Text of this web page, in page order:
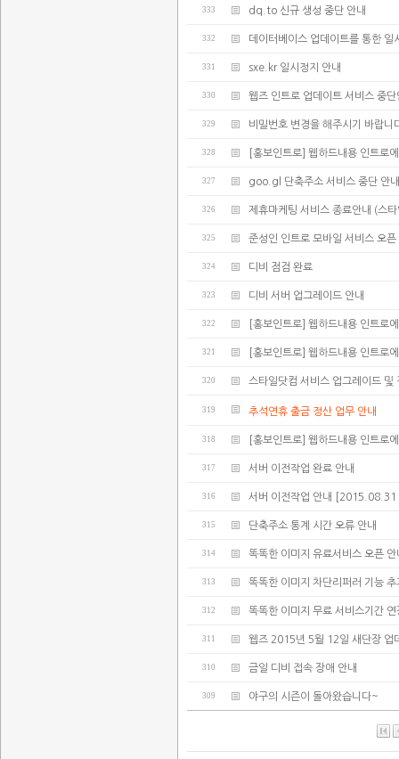
333 dq.to 신규 생성 중단 안내
332 데이터베이스 업데이트를 통한 일
331 sxe.kr 일시정지 안내
330 웹즈 인트로 업데이트 서비스 중단
329 비밀번호 변경을 해주시기 바랍니
328 [홍보인트로] 웹하드내용 인트로
327 goo.gl 단축주소 서비스 중단 안내
326 제휴마케팅 서비스 종료안내 (스
325 준성인 인트로 모바일 서비스 오픈
324 디비 점검 완료
323 디비 서버 업그레이드 안내
322 [홍보인트로] 웹하드내용 인트로
321 [홍보인트로] 웹하드내용 인트로
320 스타일닷컴 서비스 업그레이드 및
319 추석연휴 출금 정산 업무 안내
318 [홍보인트로] 웹하드내용 인트로
317 서버 이전작업 완료 안내
316 서버 이전작업 안내
315 단축주소 통계 시간 오류 안내
314 똑똑한 이미지 유료서비스 오픈 안
313 똑똑한 이미지 차단리퍼러 기능 추
312 똑똑한 이미지 무료 서비스기간 연
311 웹즈 2015년 5월 12일 새단장 업
310 금일 디비 접속 장애 안내
309 야구의 시즌이 돌아왔습니다~